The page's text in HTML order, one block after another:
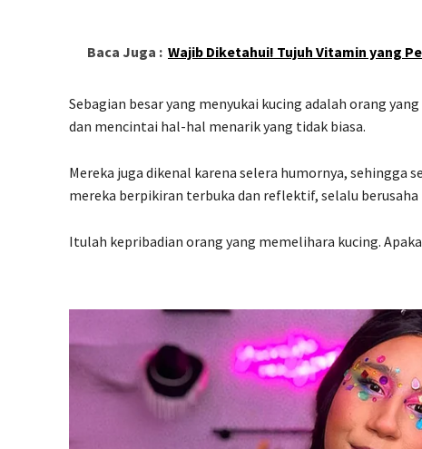
Baca Juga : Wajib Diketahui! Tujuh Vitamin yang
Sebagian besar yang menyukai kucing adalah orang
dan mencintai hal-hal menarik yang tidak biasa.
Mereka juga dikenal karena selera humornya,
mereka berpikiran terbuka dan reflektif, selalu
Itulah kepribadian orang yang memelihara kucing.